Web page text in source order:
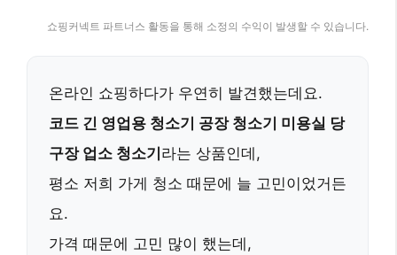
쇼핑커넥트 파트너스 활동을 통해 소정의 수익이 발생할 수 있습니다.
온라인 쇼핑하다가 우연히 발견했는데요.
코드 긴 영업용 청소기 공장 청소기 미용실 당
구장 업소 청소기라는 상품인데,
평소 저희 가게 청소 때문에 늘 고민이었거든
요.
가격 때문에 고민 많이 했는데,